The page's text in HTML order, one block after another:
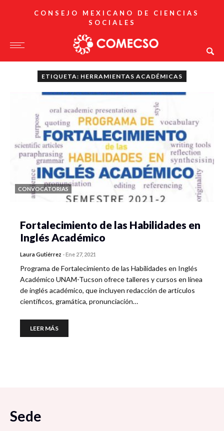
CONSEJO MEXICANO DE CIENCIAS
SOCIALES
ETIQUETA: HERRAMIENTAS ACADÉMICAS
CONVOCATORIAS
Fortalecimiento de las Habilidades en
Inglés Académico
Laura Gutiérrez -Ene 27, 2021
Programa de Fortalecimiento de las Habilidades en Inglés
Académico UNAM-Tucson ofrece talleres y cursos en línea
de inglés académico, que incluyen redacción de artículos
científicos, gramática, pronunciación…
LEER MÁS
Sede